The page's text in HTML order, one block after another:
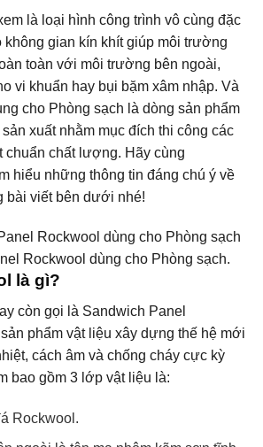
là loại hình công trình vô cùng đặc
không gian kín khít giúp môi trường
toàn với môi trường bên ngoài,
vi khuẩn hay bụi bặm xâm nhập. Và
cho Phòng sạch là dòng sản phẩm
xuất nhằm mục đích thi công các
chuẩn chất lượng. Hãy cùng
hiểu những thông tin đáng chú ý về
bài viết bên dưới nhé!
Rockwool dùng cho Phòng sạch.
là gì?
còn gọi là Sandwich Panel
phẩm vật liệu xây dựng thế hệ mới
cách âm và chống cháy cực kỳ
bao gồm 3 lớp vật liệu là:
Rockwool.